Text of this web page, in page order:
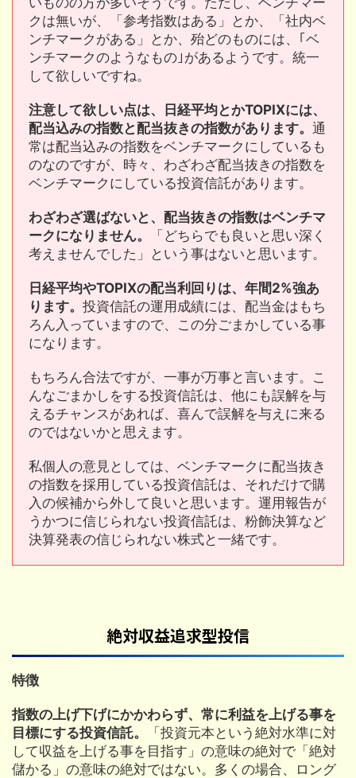
クは無いが、「参考指数はある」とか、「社内ベ
ンチマークがある」とか、殆どのものには、｢ベ
ンチマークのようなもの｣があるようです。統一
して欲しいですね。
注意して欲しい点は、日経平均とかTOPIXには、
配当込みの指数と配当抜きの指数があります。 通
常は配当込みの指数をベンチマークにしているも
のなのですが、時々、わざわざ配当抜きの指数を
ベンチマークにしている投資信託があります。
わざわざ選ばないと、配当抜きの指数はベンチマ
ークになりません。
「どちらでも良いと思い深く
考えませんでした」という事はないと思います。
日経平均やTOPIXの配当利回りは、年間2%強あ
ります。 投資信託の運用成績には、配当金はもち
ろん入っていますので、この分ごまかしている事
になります。
もちろん合法ですが、一事が万事と言います。こ
んなごまかしをする投資信託は、他にも誤解を与
えるチャンスがあれば、喜んで誤解を与えに来る
のではないかと思えます。
私個人の意見としては、ベンチマークに配当抜き
の指数を採用している投資信託は、それだけで購
入の候補から外して良いと思います。運用報告が
うかつに信じられない投資信託は、粉飾決算など
決算発表の信じられない株式と一緒です。
絶対収益追求型投信
特徴
指数の上げ下げにかかわらず、常に利益を上げる事を
目標にする投資信託。
「投資元本という絶対水準に対
して収益を上げる事を目指す」の意味の絶対で「絶対
儲かる」の意味の絶対ではない。多くの場合、ロング